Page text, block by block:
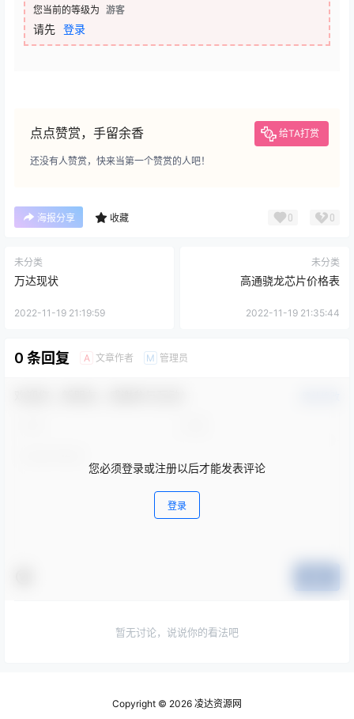
您当前的等级为 游客
请先 登录
点点赞赏，手留余香 给TA打赏
还没有人赞赏，快来当第一个赞赏的人吧！
海报分享 收藏 0 0
未分类
万达现状
2022-11-19 21:19:59
未分类
高通骁龙芯片价格表
2022-11-19 21:35:44
0 条回复 A 文章作者 M 管理员
您必须登录或注册以后才能发表评论
登录
暂无讨论，说说你的看法吧
Copyright © 2026 凌达资源网